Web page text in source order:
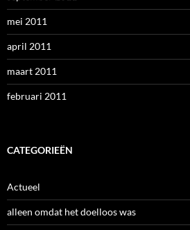
mei 2011
april 2011
maart 2011
februari 2011
CATEGORIEËN
Actueel
alleen omdat het doelloos was